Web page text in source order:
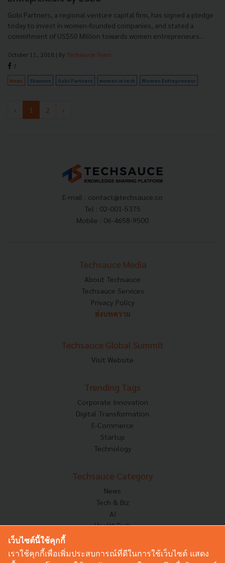
Gobi Partners, a regional venture capital firm, has signed a pledge
today to invest in women-founded companies, and stated a
commitment of US$50 Million towards women entrepreneurs...
October 11, 2018 | By Techsauce Team
7
News Shannon Gobi Partners women in tech Women Entrepreneur
‹ 1 2 ›
E-mail : contact@techsauce.co
Tel : 02-001-5375
Mobile : 06-4658-9500
Techsauce Media
About Techsauce
Techsauce Services
Privacy Policy
ส่งบทความ
Techsauce Global Summit
Visit Website
Trending Tags
Corporate Innovation
Digital Transformation
E-Commerce
Startup
Technology
Techsauce Category
News
Tech & Biz
AI
HealthTech
Corp Innov
Saucy Thoughts
เว็บไซต์นี้ใช้คุกกี้
เราใช้คุกกี้เพื่อเพิ่มประสบการณ์ที่ดีในการใช้เว็บไซต์ แสดง